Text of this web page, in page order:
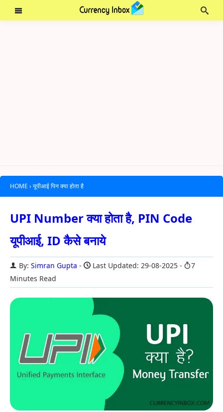
HOME › यूपीआई पिन क्या होता है
UPI Number क्या होता है, PIN Code
यूपीआई, ID कैसे बनाये
By: Simran Gupta Last Updated: 29-08-2025
7
Minutes Read